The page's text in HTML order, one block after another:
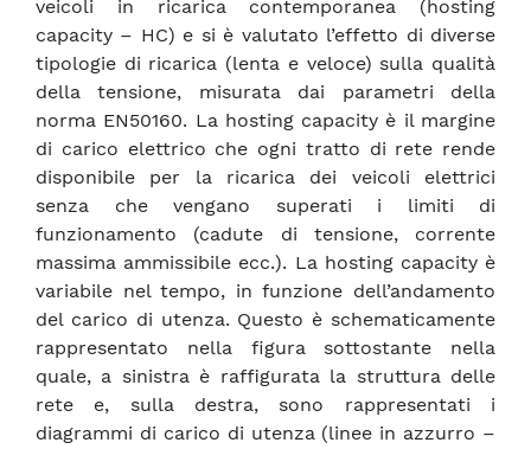
veicoli in ricarica contemporanea (hosting
capacity – HC) e si è valutato l’effetto di diverse
tipologie di ricarica (lenta e veloce) sulla qualità
della tensione, misurata dai parametri della
norma EN50160. La hosting capacity è il margine
di carico elettrico che ogni tratto di rete rende
disponibile per la ricarica dei veicoli elettrici
senza che vengano superati i limiti di
funzionamento (cadute di tensione, corrente
massima ammissibile ecc.). La hosting capacity è
variabile nel tempo, in funzione dell’andamento
del carico di utenza. Questo è schematicamente
rappresentato nella figura sottostante nella
quale, a sinistra è raffigurata la struttura delle
rete e, sulla destra, sono rappresentati i
diagrammi di carico di utenza (linee in azzurro –